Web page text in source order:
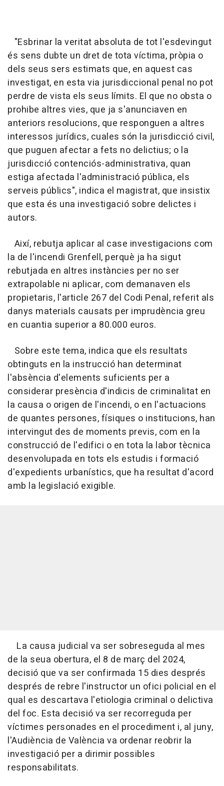
"Esbrinar la veritat absoluta de tot l'esdevingut
és sens dubte un dret de tota víctima, pròpia o
dels seus sers estimats que, en aquest cas
investigat, en esta via jurisdiccional penal no pot
perdre de vista els seus límits. El que no obsta o
prohibe altres vies, que ja s'anunciaven en
anteriors resolucions, que responguen a altres
interessos jurídics, cuales són la jurisdicció civil,
que puguen afectar a fets no delictius; o la
jurisdicció contenciós-administrativa, quan
estiga afectada l'administració pública, els
serveis públics", indica el magistrat, que insistix
que esta és una investigació sobre delictes i
autors.
Així, rebutja aplicar al case investigacions com
la de l'incendi Grenfell, perquè ja ha sigut
rebutjada en altres instàncies per no ser
extrapolable ni aplicar, com demanaven els
propietaris, l'article 267 del Codi Penal, referit als
danys materials causats per imprudència greu
en cuantia superior a 80.000 euros.
Sobre este tema, indica que els resultats
obtinguts en la instrucció han determinat
l'absència d'elements suficients per a
considerar presència d'indicis de criminalitat en
la causa o origen de l'incendi, o en l'actuacions
de quantes persones, físiques o institucions, han
intervingut des de moments previs, com en la
construcció de l'edifici o en tota la labor tècnica
desenvolupada en tots els estudis i formació
d'expedients urbanístics, que ha resultat d'acord
amb la legislació exigible.
La causa judicial va ser sobreseguda al mes
de la seua obertura, el 8 de març del 2024,
decisió que va ser confirmada 15 dies després
després de rebre l'instructor un ofici policial en el
qual es descartava l'etiologia criminal o delictiva
del foc. Esta decisió va ser recorreguda per
víctimes personades en el procediment i, al juny,
l'Audiència de València va ordenar reobrir la
investigació per a dirimir possibles
responsabilitats.